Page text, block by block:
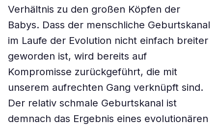
Verhältnis zu den großen Köpfen der
Babys. Dass der menschliche Geburtskanal
im Laufe der Evolution nicht einfach breiter
geworden ist, wird bereits auf
Kompromisse zurückgeführt, die mit
unserem aufrechten Gang verknüpft sind.
Der relativ schmale Geburtskanal ist
demnach das Ergebnis eines evolutionären